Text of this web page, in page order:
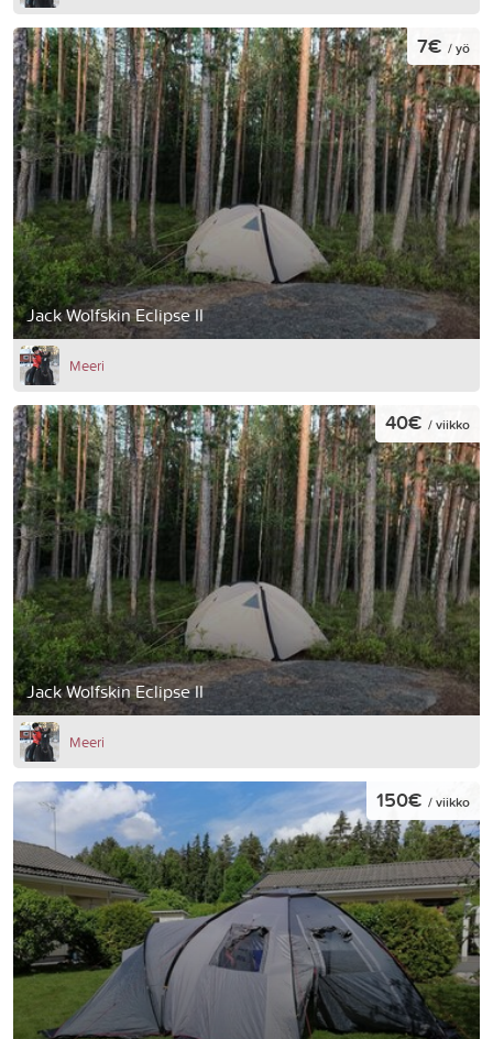
Jack Wolfskin Eclipse II
7€ / yö
Meeri
Jack Wolfskin Eclipse II
40€ / viikko
Meeri
150€ / viikko